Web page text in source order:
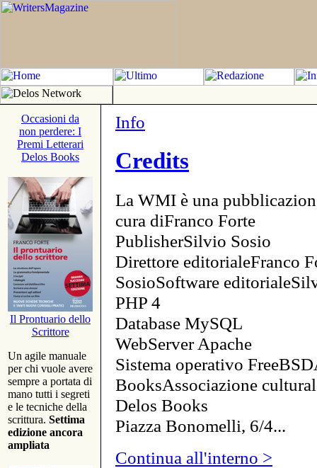
Occasioni da
non perdere: I
Premi Letterari
Delos Books
Il Prontuario dello
Scrittore
Un agile manuale
per chi vuole avere
sempre a portata di
mano tutti i segreti
e le tecniche della
scrittura. Settima
edizione ancora
ampliata
Info
Credits
La WMI è una
cura diFranco Forte
PublisherSilvio Sosio
Direttore editorialeFranco
SosioSoftware
PHP 4
Database MySQL
WebServer Apache
Sistema operativo
BooksAssociazione
Delos Books
Piazza Bonomelli, 6/4...
Continua all'interno >